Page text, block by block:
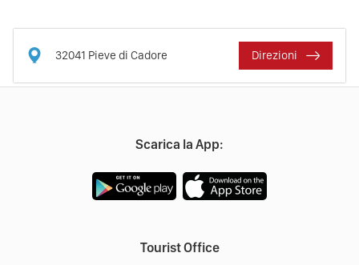
32041 Pieve di Cadore Direzioni
Scarica la App:
Tourist Office